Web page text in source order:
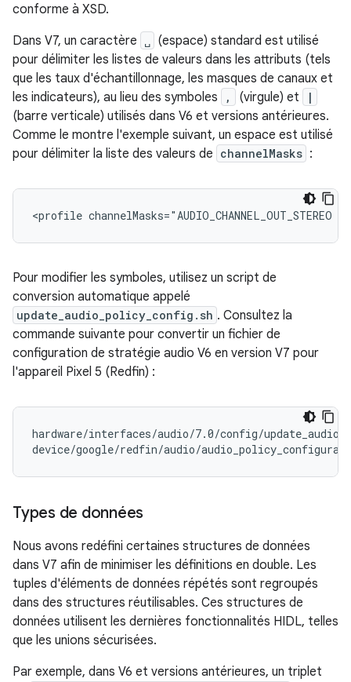
conforme à XSD.
Dans V7, un caractère
(espace) standard est utilisé
pour délimiter les listes de valeurs dans les attributs (tels
que les taux d'échantillonnage, les masques de canaux et
les indicateurs), au lieu des symboles
, (virgule) et |
(barre verticale) utilisés dans V6 et versions antérieures.
Comme le montre l'exemple suivant, un espace est utilisé
pour délimiter la liste des valeurs de channelMasks :
Pour modifier les symboles, utilisez un script de
conversion automatique appelé
update_audio_policy_config.sh . Consultez la
commande suivante pour convertir un fichier de
configuration de stratégie audio V6 en version V7 pour
l'appareil Pixel 5 (Redfin) :
hardware/interfaces/audio/7.0/config/
device/google/redfin/audio/
Types de données
Nous avons redéfini certaines structures de données
dans V7 afin de minimiser les définitions en double. Les
tuples d'éléments de données répétés sont regroupés
dans des structures réutilisables. Ces structures de
données utilisent les dernières fonctionnalités HIDL, telles
que les unions sécurisées.
Par exemple, dans V6 et versions antérieures, un triplet